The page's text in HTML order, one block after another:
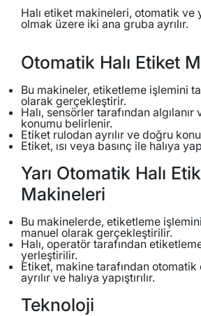
Halı etiket makineleri, otomatik ve
olmak üzere iki ana gruba ayrılır.
Otomatik Halı Etiket
Bu makineler, etiketleme işlemini
olarak gerçekleştirir.
Halı, sensörler tarafından
konumu belirlenir.
Etiket rulodan ayrılır ve doğru
Etiket, ısı veya basınç ile halıya
Yarı Otomatik Halı
Makineleri
Bu makinelerde, etiketleme
manuel olarak gerçekleştirilir.
Halı, operatör tarafından
yerleştirilir.
Etiket, makine tarafından
ayrılır ve halıya yapıştırılır.
Teknoloji